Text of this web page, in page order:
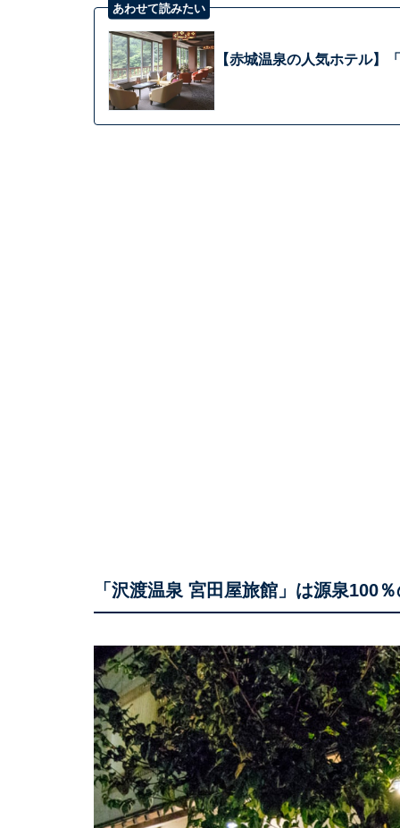
あわせて読みたい
【赤城温泉の人気ホテル】
「沢渡温泉 宮田屋旅館」は源泉100